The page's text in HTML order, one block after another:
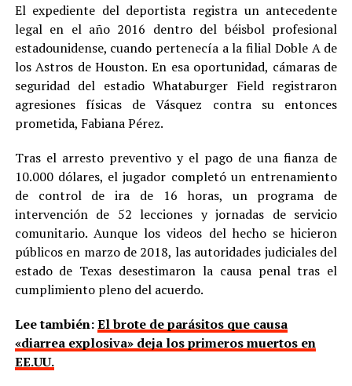
El expediente del deportista registra un antecedente
legal en el año 2016 dentro del béisbol profesional
estadounidense, cuando pertenecía a la filial Doble A de
los Astros de Houston. En esa oportunidad, cámaras de
seguridad del estadio Whataburger Field registraron
agresiones físicas de Vásquez contra su entonces
prometida, Fabiana Pérez.
Tras el arresto preventivo y el pago de una fianza de
10.000 dólares, el jugador completó un entrenamiento
de control de ira de 16 horas, un programa de
intervención de 52 lecciones y jornadas de servicio
comunitario. Aunque los videos del hecho se hicieron
públicos en marzo de 2018, las autoridades judiciales del
estado de Texas desestimaron la causa penal tras el
cumplimiento pleno del acuerdo.
Lee también:El brote de parásitos que causa
«diarrea explosiva» deja los primeros muertos en
EE.UU.